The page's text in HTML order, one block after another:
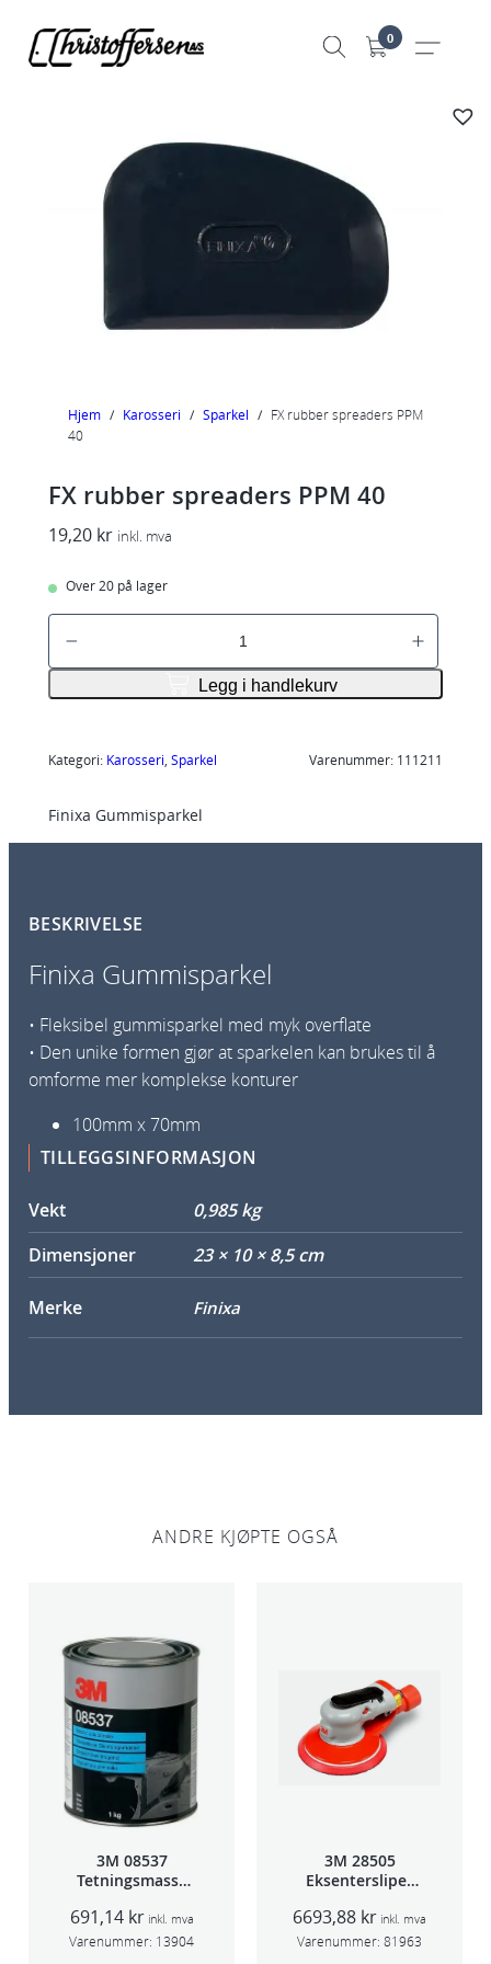
0
Hjem / Karosseri / Sparkel / FX rubber spreaders PPM
40
FX rubber spreaders PPM 40
19,20 kr inkl. mva
Over 20 på lager
F
b
r
s
e
d
r
s
P
P
M
0
a
n
t
a
l
Legg i handlekurv
Kategori: Karosseri, Sparkel Varenummer: 111211
Finixa Gummisparkel
BESKRIVELSE
Finixa Gummisparkel
• Fleksibel gummisparkel med myk overflate
• Den unike formen gjør at sparkelen kan brukes til å
omforme mer komplekse konturer
100mm x 70mm
TILLEGGSINFORMASJON
Vekt
0,985 kg
Dimensjoner
23 × 10 × 8,5 cm
Merke Finixa
ANDRE KJØPTE OGSÅ
3M 08537
Tetningsmasse
691,14 kr inkl. mva
Varenummer: 13904
3M 28505
Eksentersliper
2,5mm slag
75mm
6693,88 kr inkl. mva
Varenummer: 81963